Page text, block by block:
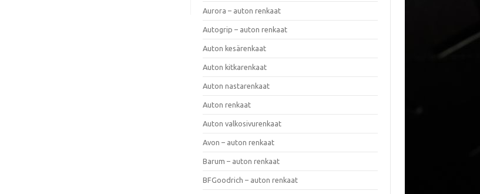
Aurora – auton renkaat
Autogrip – auton renkaat
Auton kesärenkaat
Auton kitkarenkaat
Auton nastarenkaat
Auton renkaat
Auton valkosivurenkaat
Avon – auton renkaat
Barum – auton renkaat
BFGoodrich – auton renkaat